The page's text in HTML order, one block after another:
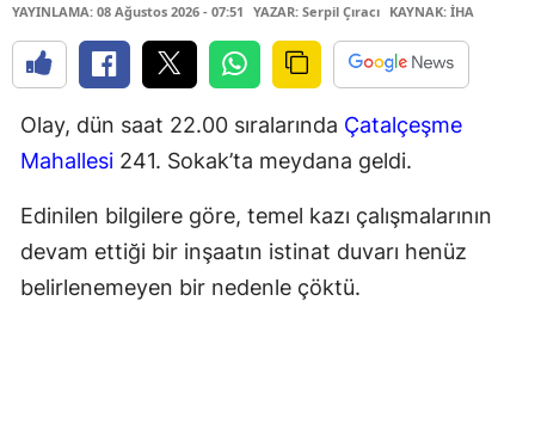
YAYINLAMA: 08 Ağustos 2026 - 07:51 YAZAR: Serpil Çıracı KAYNAK: İHA
Olay, dün saat 22.00 sıralarında Çatalçeşme
Mahallesi 241. Sokak’ta meydana geldi.
Edinilen bilgilere göre, temel kazı çalışmalarının
devam ettiği bir inşaatın istinat duvarı henüz
belirlenemeyen bir nedenle çöktü.